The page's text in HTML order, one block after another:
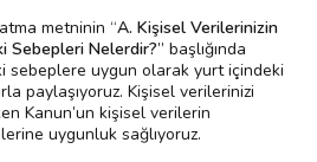
metninin “A. Kişisel Verilerinizin
Sebepleri Nelerdir?” başlığında
sebeplere uygun olarak yurt içindeki
paylaşıyoruz. Kişisel verilerinizi
Kanun’un kişisel verilerin
uygunluk sağlıyoruz.